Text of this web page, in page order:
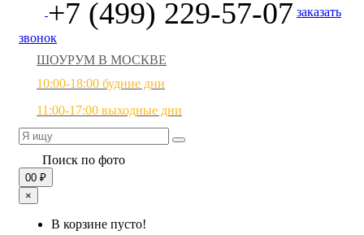
+7 (499) 229-57-07 заказать
звонок
ШОУРУМ В МОСКВЕ
10:00-18:00 будние дни
11:00-17:00 выходные дни
Поиск по фото
00 ₽
×
В корзине пусто!